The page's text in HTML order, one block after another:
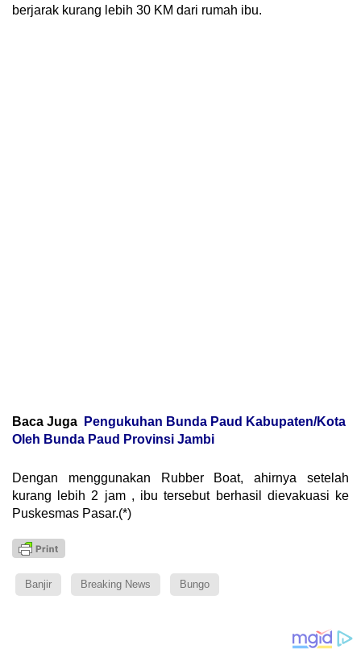
berjarak kurang lebih 30 KM dari rumah ibu.
Baca Juga
Pengukuhan Bunda Paud Kabupaten/Kota
Oleh Bunda Paud Provinsi Jambi
Dengan menggunakan Rubber Boat, ahirnya setelah
kurang lebih 2 jam , ibu tersebut berhasil dievakuasi ke
Puskesmas Pasar.(*)
Banjir Breaking News Bungo